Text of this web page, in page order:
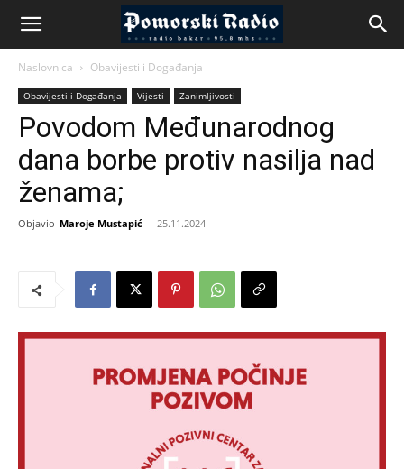
Naslovnica Obavijesti i Događanja
Obavijesti i Događanja Vijesti Zanimljivosti
Povodom Međunarodnog
dana borbe protiv nasilja nad
ženama;
Objavio Maroje Mustapić - 25.11.2024